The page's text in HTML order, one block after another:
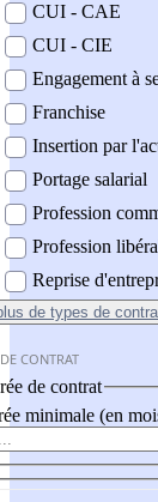
CUI - CAE
CUI - CIE
Engagement à
Franchise
Insertion par
Portage salarial
Profession
Profession
Reprise
de types de
CONTRAT
de contrat
minimale (en